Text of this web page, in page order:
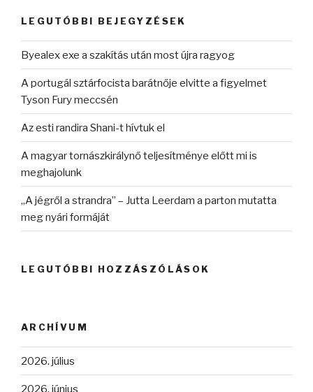
LEGUTÓBBI BEJEGYZÉSEK
Byealex exe a szakítás után most újra ragyog
A portugál sztárfocista barátnője elvitte a figyelmet
Tyson Fury meccsén
Az esti randira Shani-t hívtuk el
A magyar tornászkirálynő teljesítménye előtt mi is
meghajolunk
„A jégről a strandra” – Jutta Leerdam a parton mutatta
meg nyári formáját
LEGUTÓBBI HOZZÁSZÓLÁSOK
ARCHÍVUM
2026. július
2026. június